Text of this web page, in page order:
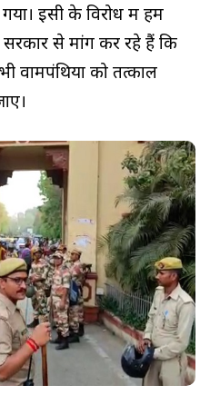
इसी के विरोध में हम
से मांग कर रहे हैं कि
वामपंथियों को तत्काल